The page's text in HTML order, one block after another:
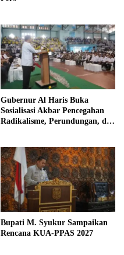
Gubernur Al Haris Buka
Sosialisasi Akbar Pencegahan
Radikalisme, Perundungan, dan
Bupati M. Syukur Sampaikan
Rencana KUA-PPAS 2027